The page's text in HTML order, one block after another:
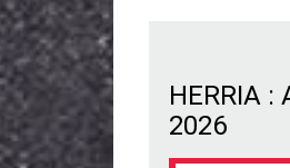
HERRIA
2026